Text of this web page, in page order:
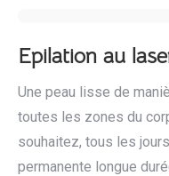
Epilation au
Une peau lisse de
toutes les zones du
souhaitez, tous les
permanente longue